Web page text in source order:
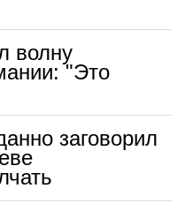
волну
"Это
заговорил